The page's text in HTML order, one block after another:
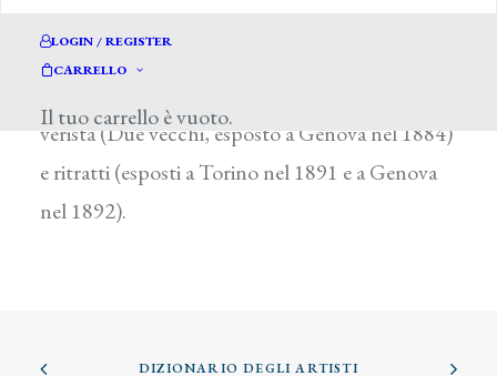
LOGIN / REGISTER
CARRELLO
Il tuo carrello è vuoto.
del Carmine e chiesa di San Bernardo) e
verista (Due vecchi, esposto a Genova nel 1884)
e ritratti (esposti a Torino nel 1891 e a Genova
nel 1892).
DIZIONARIO DEGLI ARTISTI